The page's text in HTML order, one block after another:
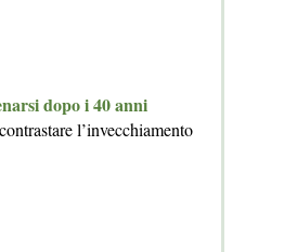
dopo i 40 anni
l’invecchiamento